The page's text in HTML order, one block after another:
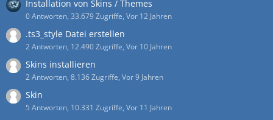
Installation von Skins / Themes
0 Antworten, 33.679 Zugriffe, Vor 12 Jahren
.ts3_style Datei erstellen
2 Antworten, 12.490 Zugriffe, Vor 10 Jahren
Skins installieren
2 Antworten, 8.136 Zugriffe, Vor 9 Jahren
Skin
5 Antworten, 10.331 Zugriffe, Vor 11 Jahren